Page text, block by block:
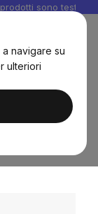
navigare su
ulteriori
sono testati
750 ml